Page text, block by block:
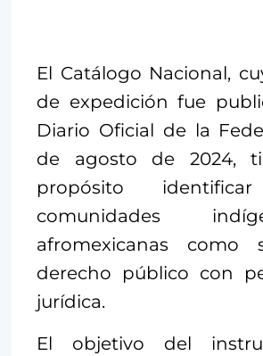
El Catálogo Nacional,
de expedición fue
Diario Oficial de la
de agosto de 2024,
propósito
comunidades
afromexicanas como
derecho público con
jurídica.
El objetivo del